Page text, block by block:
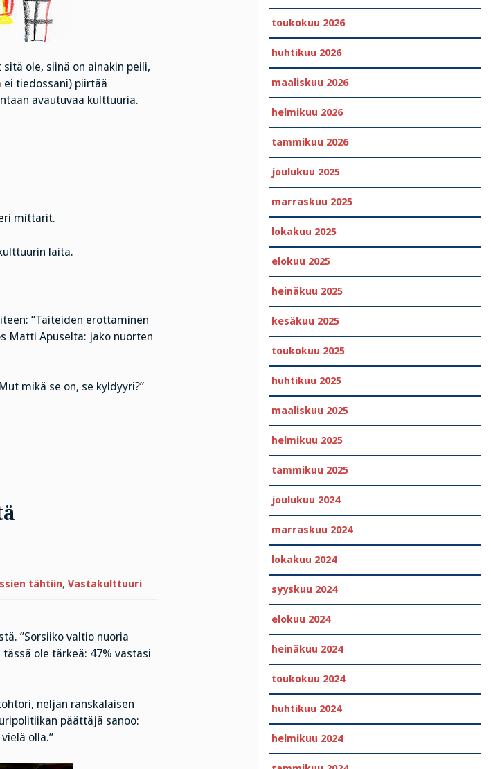
ole, siinä on ainakin peili,
ei tiedossani) piirtää
avautuvaa kulttuuria.
mittarit.
laita.
”Taiteiden erottaminen
Matti Apuselta: jako nuorten
mikä se on, se kyldyyri?”
tähtiin, Vastakulttuuri
”Sorsiiko valtio nuoria
ole tärkeä: 47% vastasi
neljän ranskalaisen
päättäjä sanoo:
olla.”
toukokuu 2026
huhtikuu 2026
maaliskuu 2026
helmikuu 2026
tammikuu 2026
joulukuu 2025
marraskuu 2025
lokakuu 2025
elokuu 2025
heinäkuu 2025
kesäkuu 2025
toukokuu 2025
huhtikuu 2025
maaliskuu 2025
helmikuu 2025
tammikuu 2025
joulukuu 2024
marraskuu 2024
lokakuu 2024
syyskuu 2024
elokuu 2024
heinäkuu 2024
toukokuu 2024
huhtikuu 2024
helmikuu 2024